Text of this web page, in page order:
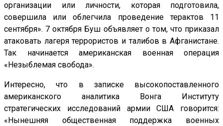
организации или личности, которая подготовила,
совершила или облегчила проведение терактов 11
сентября». 7 октября Буш объявляет о том, что приказал
атаковать лагеря террористов и талибов в Афганистане.
Так начинается американская военная операция
«Незыблемая свобода».
Интересно, что в записке высокопоставленного
американского аналитика Вонга Институту
стратегических исследований армии США говорится:
«Нынешняя общественная поддержка военных